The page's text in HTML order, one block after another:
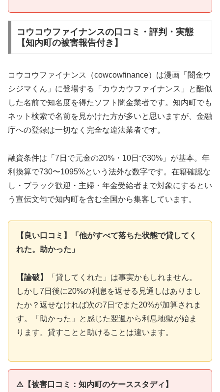
コウコウファイナンスの口コミ・評判・実態
【知内町の被害報告付き】
コウコウファイナンス（cowcowfinance）は漫画「闇金ウ
シジマくん」に登場する「カウカウファイナンス」と酷似
した名前で知名度を得たソフト闇金業者です。知内町でも
ネット検索で名前を見かけた方が多いと思いますが、金融
庁への登録は一切なく完全な違法業者です。
融資条件は「7日で元金の20%・10日で30%」が基本。年
利換算で730〜1095%という法外な数字です。在籍確認な
し・ブラック歓迎・主婦・年金受給者まで対象にするとい
う宣伝文句で知内町を含む全国から集客しています。
【良い口コミ】「他がすべて落ちた状態で貸してく
れた。助かった」
【論破】
「貸してくれた」は事実かもしれません。
しかし7日後に20%の利息を返せる見通しはありまし
たか？返せなければ次の7日でまた20%が加算されま
す。「助かった」と感じた翌週から利息地獄が始ま
ります。貸すことと助けることは違います。
⚠️【被害口コミ：知内町のケーススタディ】